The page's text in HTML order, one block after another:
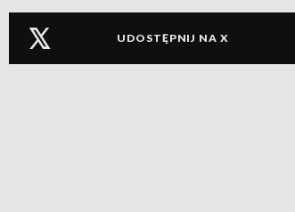
UDOSTĘPNIJ NA X